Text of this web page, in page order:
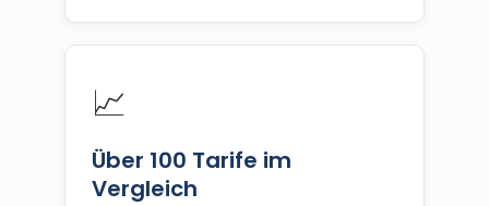
📈
Über 100 Tarife im
Vergleich